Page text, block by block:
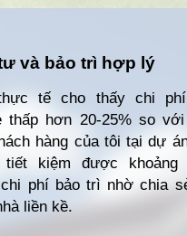
và bảo trì hợp lý
tế cho thấy chi
thấp hơn 20-25% so
hàng của tôi tại dự
kiệm được khoảng
chi phí bảo trì nhờ chia
liền kề.